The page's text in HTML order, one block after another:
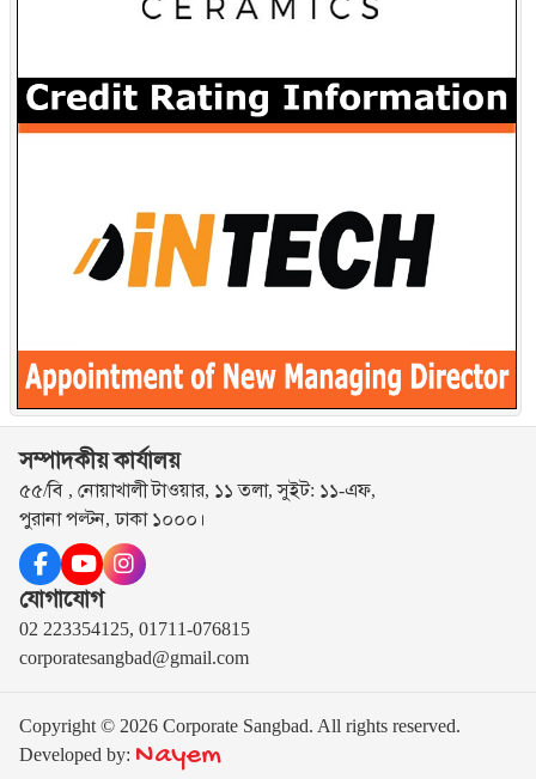
সম্পাদকীয় কার্যালয়
৫৫/বি , নোয়াখালী টাওয়ার, ১১ তলা, সুইট: ১১-এফ,
পুরানা পল্টন, ঢাকা ১০০০।
যোগাযোগ
02 223354125, 01711-076815
corporatesangbad@gmail.com
Copyright © 2026 Corporate Sangbad. All rights reserved.
Developed by: Nayem